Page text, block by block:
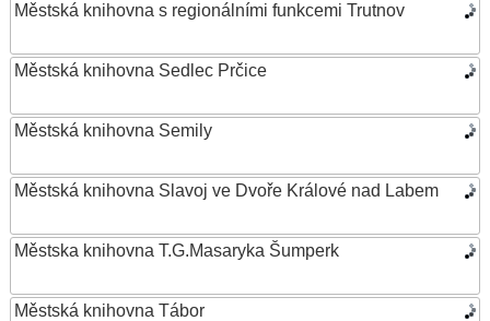
Městská knihovna s regionálními funkcemi Trutnov
Městská knihovna Sedlec Prčice
Městská knihovna Semily
Městská knihovna Slavoj ve Dvoře Králové nad Labem
Městska knihovna T.G.Masaryka Šumperk
Městská knihovna Tábor